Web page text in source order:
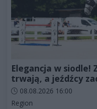
Elegancja w siodle!
trwają, a jeźdźcy
Data dodania artykułu:
08.08.2026 16:00
Kategorie artykułu:
Region